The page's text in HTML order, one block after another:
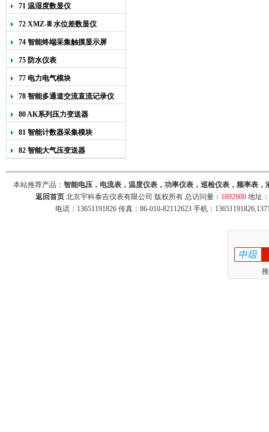
71 温湿度数显仪
72 XMZ-Ⅲ 水位差数显仪
74 智能终端采集触摸显示屏
75 防水仪表
77 电力电气模块
78 智能多通道交流直流记录仪
80 AK系列压力变送器
81 智能计数器采集模块
82 智能大气压变送器
本站推荐产品： 智能电压，电流表，温度仪表，功率仪表，巡检仪表，频率表
返回首页 北京宇科泰吉仪表有限公司 版权所有 总访问量： 1692600 地址
电话：13651191826 传真：86-010-82112623 手机：